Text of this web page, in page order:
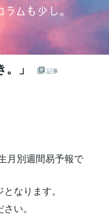
」 記事
月別週間易予報で
なります。
い。